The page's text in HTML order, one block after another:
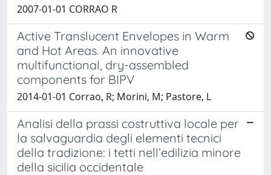
2007-01-01 CORRAO R
Active Translucent Envelopes in Warm
and Hot Areas. An innovative
multifunctional, dry-assembled
components for BIPV
2014-01-01 Corrao, R; Morini, M; Pastore, L
Analisi della prassi costruttiva locale per
la salvaguardia degli elementi tecnici
della tradizione: i tetti nell’edilizia minore
della sicilia occidentale